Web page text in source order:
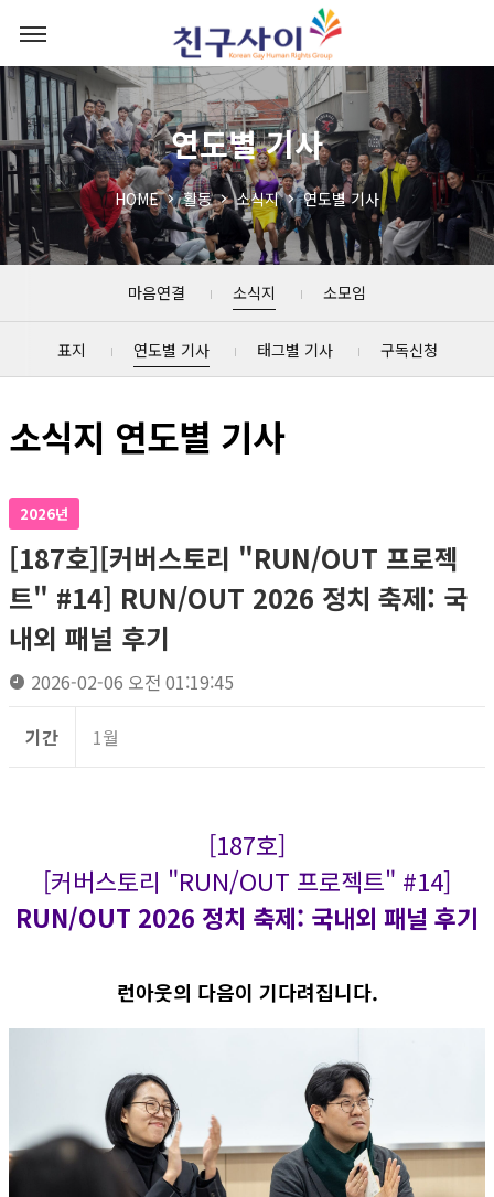
연도별 기사
HOME 활동 소식지 연도별 기사
마음연결 소식지 소모임
표지 연도별 기사 태그별 기사 구독신청
소식지 연도별 기사
2026년
[187호][커버스토리 "RUN/OUT 프로젝
트" #14] RUN/OUT 2026 정치 축제: 국
내외 패널 후기
2026-02-06 오전 01:19:45
기간 1월
[187호]
[커버스토리 "RUN/OUT 프로젝트" #14]
RUN/OUT 2026 정치 축제: 국내외 패널 후기
런아웃의 다음이 기다려집니다.